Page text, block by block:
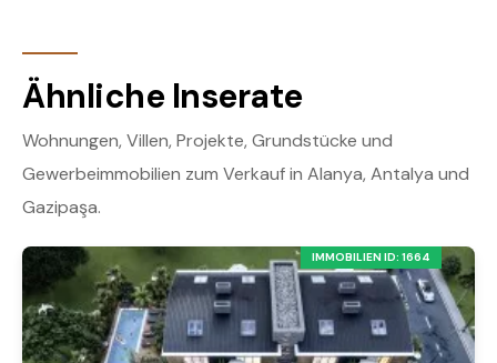
Ähnliche Inserate
Wohnungen, Villen, Projekte, Grundstücke und
Gewerbeimmobilien zum Verkauf in Alanya, Antalya und
Gazipaşa.
IMMOBILIEN ID: 1664